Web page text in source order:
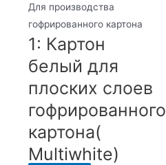
Для производства
гофрированного картона
1: Картон
белый для
плоских слоев
гофрированного
картона(
Multiwhite)